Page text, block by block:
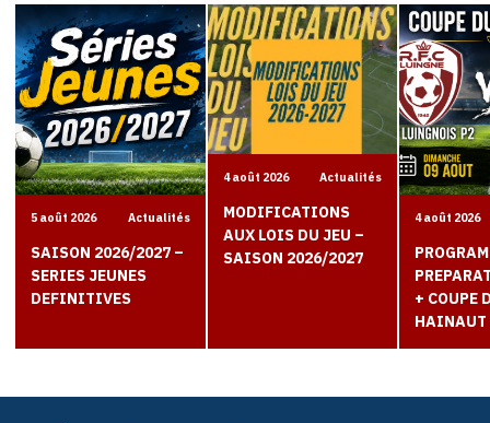
5 août 2026 Actualités
SAISON 2026/2027 –
SERIES JEUNES
DEFINITIVES
4 août 2026 Actualités
MODIFICATIONS
AUX LOIS DU JEU –
SAISON 2026/2027
4 août 2026
+ COUPE
HAINAUT